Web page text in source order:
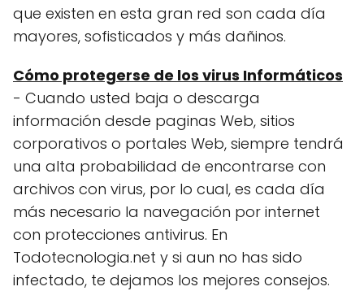
que existen en esta gran red son cada día
mayores, sofisticados y más dañinos.
Cómo protegerse de los virus Informáticos
- Cuando usted baja o descarga
información desde paginas Web, sitios
corporativos o portales Web, siempre tendrá
una alta probabilidad de encontrarse con
archivos con virus, por lo cual, es cada día
más necesario la navegación por internet
con protecciones antivirus. En
Todotecnologia.net y si aun no has sido
infectado, te dejamos los mejores consejos.